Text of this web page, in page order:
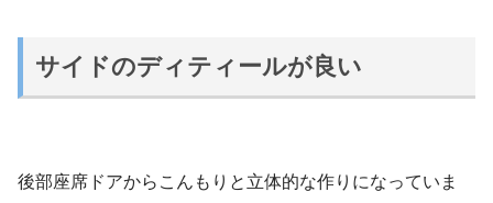
サイドのディティールが良い
後部座席ドアからこんもりと立体的な作りになっていま